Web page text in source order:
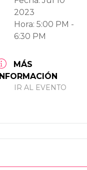
2023
Hora: 5:00 PM -
6:30 PM
MÁS
INFORMACIÓN
IR AL EVENTO